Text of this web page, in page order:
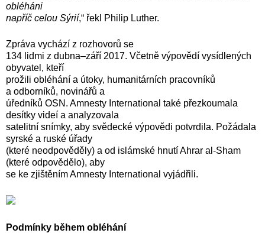
obléháni
napříč celou Sýrií,“ řekl Philip Luther.
Zpráva vychází z rozhovorů se
134 lidmi z dubna–září 2017. Včetně výpovědí vysídlených
obyvatel, kteří
prožili obléhání a útoky, humanitárních pracovníků
a odborníků, novinářů a
úředníků OSN. Amnesty International také přezkoumala
desítky videí a analyzovala
satelitní snímky, aby svědecké výpovědi potvrdila. Požádala
syrské a ruské úřady
(které neodpověděly) a od islámské hnutí Ahrar al-Sham
(které odpovědělo), aby
se ke zjištěním Amnesty International vyjádřili.
Podmínky během obléhání